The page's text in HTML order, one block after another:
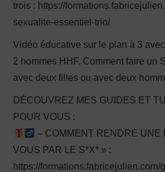
trois : https://
sexualite-essentiel-trio/
Vidéo éducative sur le plan à 3
2 hommes HHF. Comment faire un
avec deux filles ou avec deux
DÉCOUVREZ MES GUIDES ET
POUR VOUS :
– COMMENT RENDRE UNE
VOUS PAR LE S*X* » :
https://formations.fabricejulien.com/